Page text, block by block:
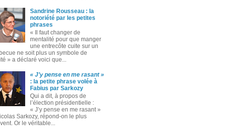
Sandrine Rousseau : la
notoriété par les petites
phrases
« Il faut changer de
mentalité pour que manger
une entrecôte cuite sur un
ne soit plus un symbole de
» a déclaré voici que...
« J’y pense en me rasant »
: la petite phrase volée à
Fabius par Sarkozy
Qui a dit, à propos de
l’élection présidentielle :
« J’y pense en me rasant »
Sarkozy, répond-on le plus
Or le véritable...